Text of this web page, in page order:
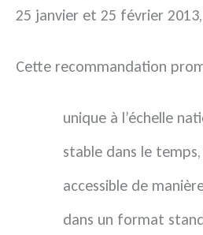
25 janvier et 25 février
Cette recommandation
unique à l’échelle
stable dans le
accessible de
dans un format